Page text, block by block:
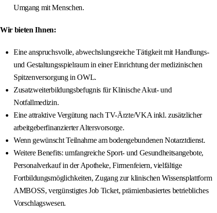
Umgang mit Menschen.
Wir bieten Ihnen:
Eine anspruchsvolle, abwechslungsreiche Tätigkeit mit Handlungs-
und Gestaltungsspielraum in einer Einrichtung der medizinischen
Spitzenversorgung in OWL.
Zusatzweiterbildungsbefugnis für Klinische Akut- und
Notfallmedizin.
Eine attraktive Vergütung nach TV-Ärzte/VKA inkl. zusätzlicher
arbeitgeberfinanzierter Altersvorsorge.
Wenn gewünscht Teilnahme am bodengebundenen Notarztdienst.
Weitere Benefits: umfangreiche Sport- und Gesundheitsangebote,
Personalverkauf in der Apotheke, Firmenfeiern, vielfältige
Fortbildungsmöglichkeiten, Zugang zur klinischen Wissensplattform
AMBOSS, vergünstigtes Job Ticket, prämienbasiertes betriebliches
Vorschlagswesen.